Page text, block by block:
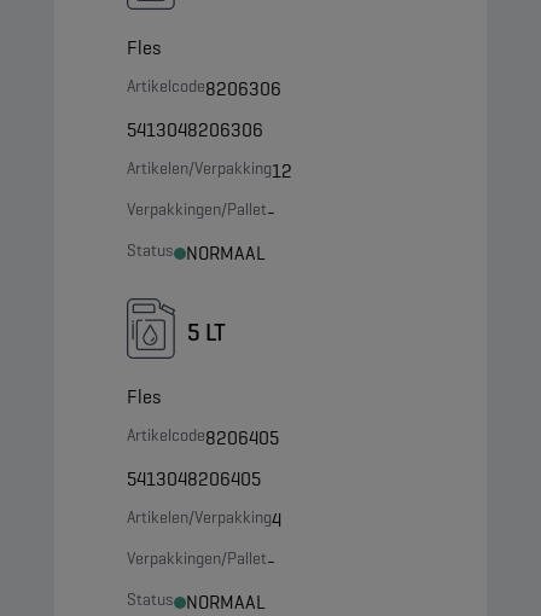
Fles
Artikelcode8206306
5413048206306
Artikelen/Verpakking12
Verpakkingen/Pallet-
Status NORMAAL
5 LT
Fles
Artikelcode8206405
5413048206405
Artikelen/Verpakking4
Verpakkingen/Pallet-
Status NORMAAL